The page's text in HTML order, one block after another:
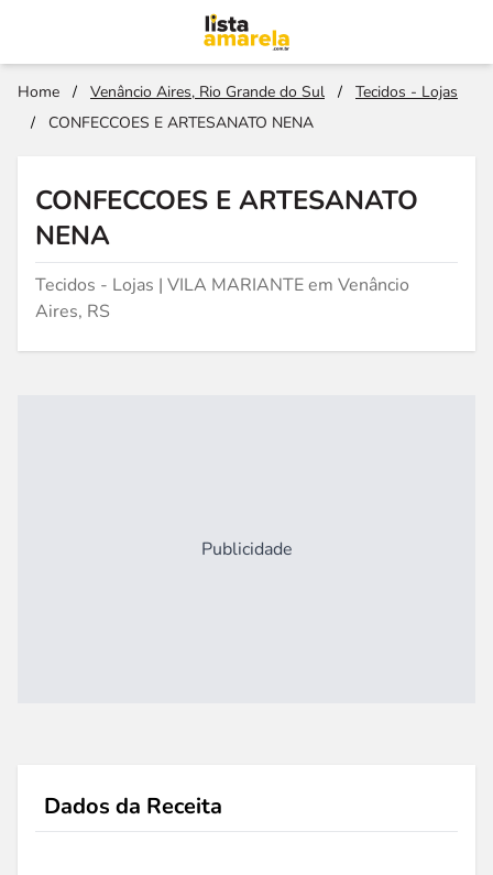
Home / Venâncio Aires, Rio Grande do Sul /
Tecidos - Lojas
/
CONFECCOES E ARTESANATO NENA
CONFECCOES E ARTESANATO
NENA
Tecidos - Lojas | VILA MARIANTE em Venâncio
Aires, RS
Publicidade
Dados da Receita